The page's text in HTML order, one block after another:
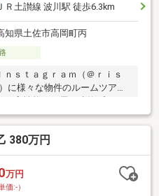
ＪＲ土讃線 波川駅 徒歩6.3km
知県土佐市高岡町丙
ｓｔａｇｒａｍ（＠ｒｉｓ
に様々な物件のルームツアー
高性能な平屋の建物プラン
省エネ設計！・敷地面積58.6
でしっかり確保できる広さで
第一小学校徒歩5分、サンシ
生活施設が徒歩10分圏内に揃
佐市立高岡第一小学校 徒歩5
徒歩9分（659ｍ）
380万円
万円
価:-）